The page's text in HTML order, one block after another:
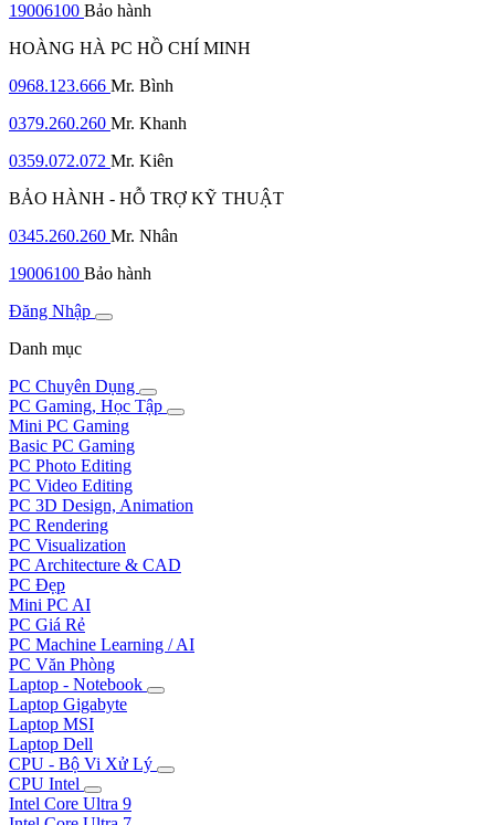
19006100 Bảo hành
HOÀNG HÀ PC HỒ CHÍ MINH
0968.123.666 Mr. Bình
0379.260.260 Mr. Khanh
0359.072.072 Mr. Kiên
BẢO HÀNH - HỖ TRỢ KỸ THUẬT
0345.260.260 Mr. Nhân
19006100 Bảo hành
Đăng Nhập
Danh mục
PC Chuyên Dụng
PC Gaming, Học Tập
Mini PC Gaming
Basic PC Gaming
PC Photo Editing
PC Video Editing
PC 3D Design, Animation
PC Rendering
PC Visualization
PC Architecture & CAD
PC Đẹp
Mini PC AI
PC Giá Rẻ
PC Machine Learning / AI
PC Văn Phòng
Laptop - Notebook
Laptop Gigabyte
Laptop MSI
Laptop Dell
CPU - Bộ Vi Xử Lý
CPU Intel
Intel Core Ultra 9